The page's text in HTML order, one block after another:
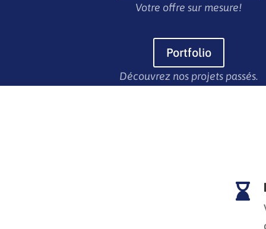
Votre offre sur mesure!
Portfolio
Découvrez nos projets passés.
